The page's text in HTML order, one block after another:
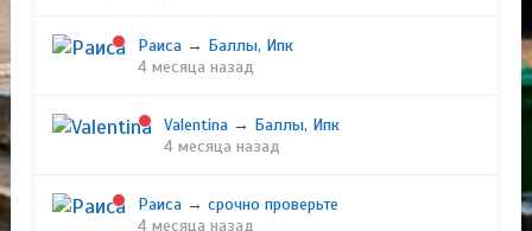
Раиса→ Баллы, Ипк
4 месяца назад
Valentina→ Баллы, Ипк
4 месяца назад
Раиса→ срочно проверьте
4 месяца назад